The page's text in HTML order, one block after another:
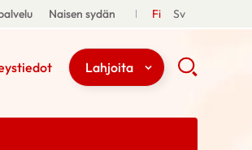
Naisen sydän Fi Sv
Lahjoita